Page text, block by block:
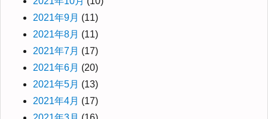
2021年9月 (11)
2021年8月 (11)
2021年7月 (17)
2021年6月 (20)
2021年5月 (13)
2021年4月 (17)